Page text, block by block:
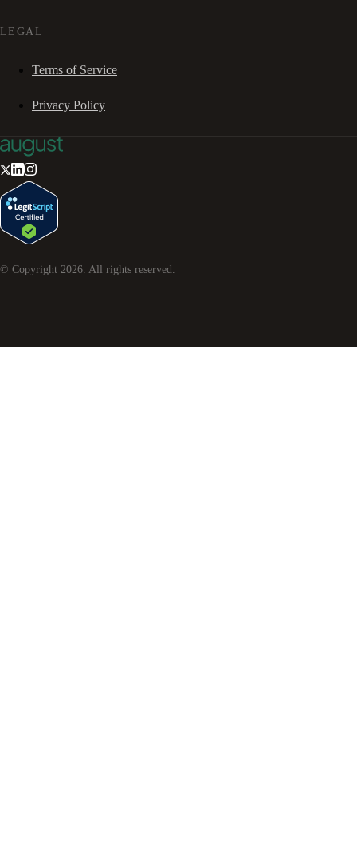
LEGAL
Terms of Service
Privacy Policy
© Copyright 2026 . All rights reserved.